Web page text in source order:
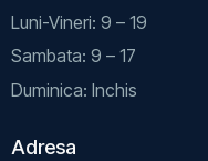
Luni-Vineri: 9 – 19
Sambata: 9 – 17
Duminica: Inchis
Adresa